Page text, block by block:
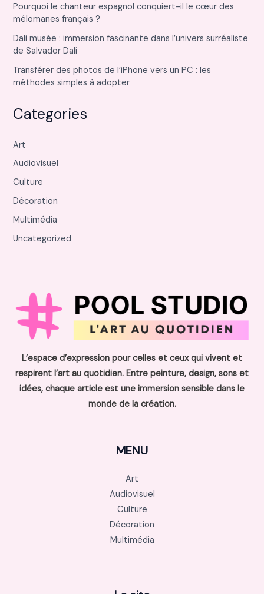
Pourquoi le chanteur espagnol conquiert-il le cœur des
mélomanes français ?
Dali musée : immersion fascinante dans l’univers surréaliste
de Salvador Dalí
Transférer des photos de l’iPhone vers un PC : les
méthodes simples à adopter
Categories
Art
Audiovisuel
Culture
Décoration
Multimédia
Uncategorized
L’espace d’expression pour celles et ceux qui vivent et
respirent l’art au quotidien. Entre peinture, design, sons et
idées, chaque article est une immersion sensible dans le
monde de la création.
MENU
Art
Audiovisuel
Culture
Décoration
Multimédia